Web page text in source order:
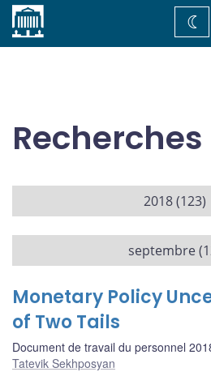
Accueil
de
Recherches
2018 (123)
septembre
Monetary Policy
of Two Tails
Document de travail du personnel
Tatevik Sekhposyan